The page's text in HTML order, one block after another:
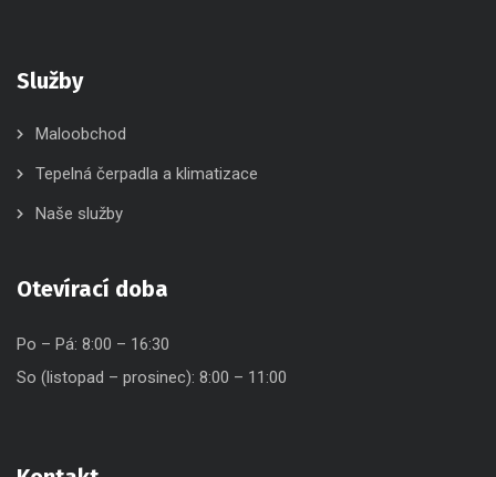
Služby
Maloobchod
Tepelná čerpadla a klimatizace
Naše služby
Otevírací doba
Po – Pá: 8:00 – 16:30
So (listopad – prosinec): 8:00 – 11:00